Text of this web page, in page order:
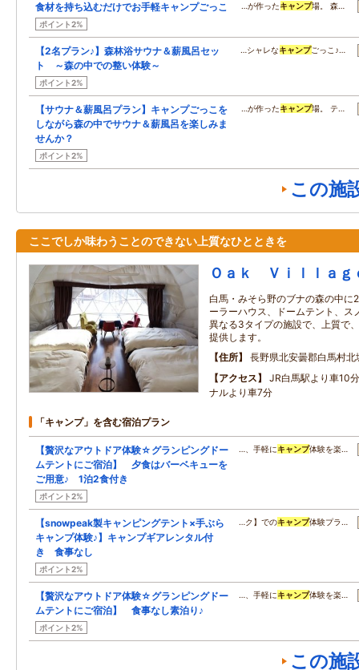
食材を持ち込むだけでお手軽キャンプごっこ
ポイント2%
…が作ったキャンプ場。 森…
【2名プラン♪】森林浴サウナ＆薪風呂セッ
ト ～森の中での整い体験～
ポイント2%
…シャレなキャンプごっこ♪…
【サウナ＆薪風呂プラン】キャンプごっこを
しながら森の中でサウナ＆薪風呂を楽しみま
せんか？
ポイント2%
…が作ったキャンプ場。 テ…
この施
ここでしか味わうことのできない上質なひとときを
Ｏａｋ Ｖｉｌｌａｇ
白馬・みそら野のブナの森の中に
ーラーハウス、ドームテント、ス
異なる3タイプの施設で、上質で
提供します。
住所
長野県北安曇郡白馬村
アクセス
JR白馬駅より車10
ナルより車7分
「キャンプ」を含む宿泊プラン
【贅沢なアウトドア体験☆グランピングドー
ムテントにご宿泊】 夕食はバーベキューを
ご用意♪ 1泊2食付き
ポイント2%
…、手軽にキャンプ体験を楽…
【snowpeak製キャンピングテント×手ぶら
キャンプ体験♪】キャンプギアレンタル付
き 食事なし
ポイント2%
…ク】でのキャンプ体験プラ…
【贅沢なアウトドア体験☆グランピングドー
ムテントにご宿泊】 食事なし素泊り♪
ポイント2%
…、手軽にキャンプ体験を楽…
この施